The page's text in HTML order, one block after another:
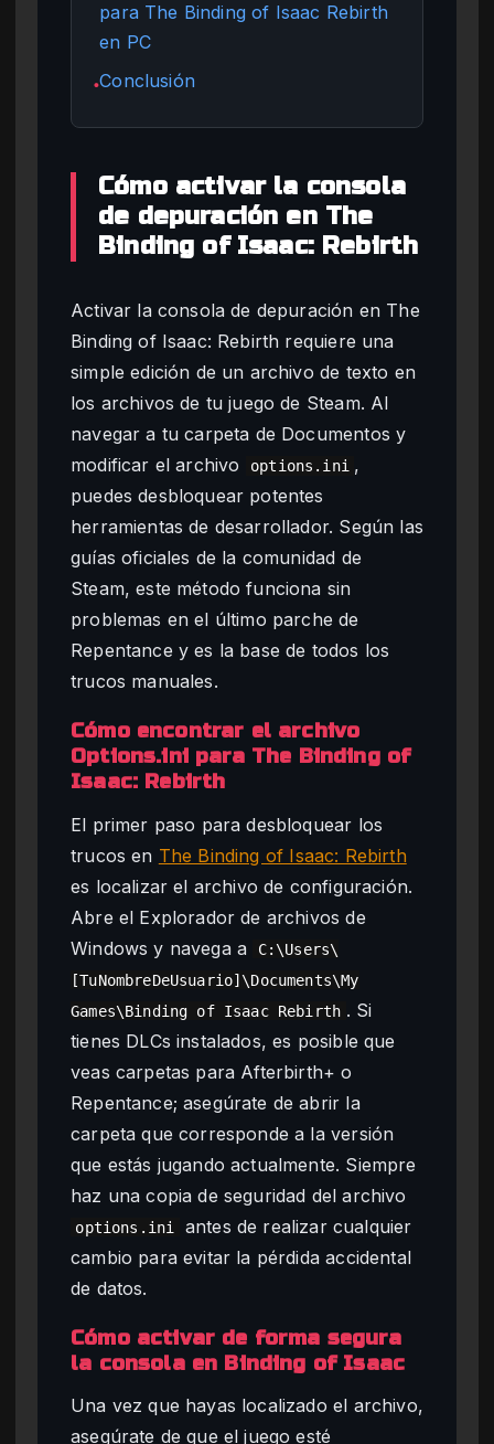
para The Binding of Isaac Rebirth
en PC
●Conclusión
Cómo activar la consola
de depuración en The
Binding of Isaac: Rebirth
Activar la consola de depuración en The
Binding of Isaac: Rebirth requiere una
simple edición de un archivo de texto en
los archivos de tu juego de Steam. Al
navegar a tu carpeta de Documentos y
modificar el archivo
options.ini ,
puedes desbloquear potentes
herramientas de desarrollador. Según las
guías oficiales de la comunidad de
Steam, este método funciona sin
problemas en el último parche de
Repentance y es la base de todos los
trucos manuales.
Cómo encontrar el archivo
Options.ini para The Binding of
Isaac: Rebirth
El primer paso para desbloquear los
trucos en The Binding of Isaac: Rebirth
es localizar el archivo de configuración.
Abre el Explorador de archivos de
Windows y navega a
C:\Users\
[TuNombreDeUsuario]\Documents\My
Games\Binding of Isaac Rebirth . Si
tienes DLCs instalados, es posible que
veas carpetas para Afterbirth+ o
Repentance; asegúrate de abrir la
carpeta que corresponde a la versión
que estás jugando actualmente. Siempre
haz una copia de seguridad del archivo
options.ini
antes de realizar cualquier
cambio para evitar la pérdida accidental
de datos.
Cómo activar de forma segura
la consola en Binding of Isaac
Una vez que hayas localizado el archivo,
asegúrate de que el juego esté